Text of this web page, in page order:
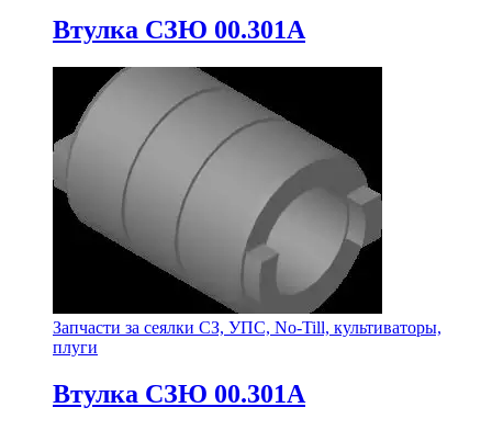
Втулка СЗЮ 00.301А
Запчасти за сеялки СЗ, УПС, No-Till, культиваторы,
плуги
Втулка СЗЮ 00.301А